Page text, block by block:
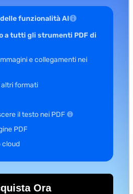
funzionalità AI
a tutti gli strumenti PDF di
e collegamenti nei
altri formati
il testo nei PDF
PDF
cloud
Ora